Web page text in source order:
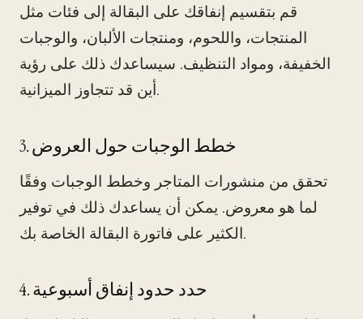
قم بتقسيم إنفاقك على البقالة إلى فئات مثل
المنتجات، واللحوم، ومنتجات الألبان، والوجبات
الخفيفة، ومواد التنظيف. سيساعدك ذلك على رؤية
أين قد تتجاوز الميزانية.
3. خطط الوجبات حول العروض
تحقق من منشورات المتاجر وخطط الوجبات وفقًا
لما هو معروض. يمكن أن يساعدك ذلك في توفير
الكثير على فاتورة البقالة الخاصة بك.
4. حدد حدود إنفاق أسبوعية